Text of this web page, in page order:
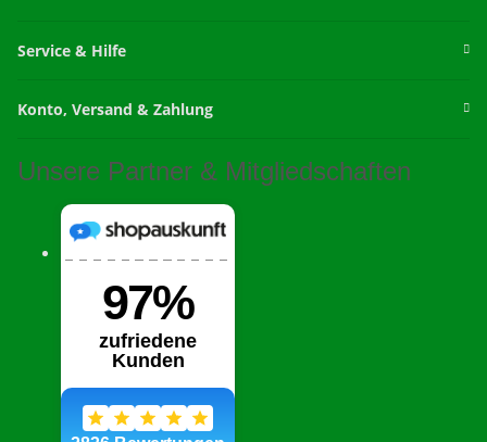
Service & Hilfe
Konto, Versand & Zahlung
Unsere Partner & Mitgliedschaften